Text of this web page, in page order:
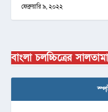
ফেব্রুয়ারি ৯, ২০২২
বাংলা চলচ্চিত্রের